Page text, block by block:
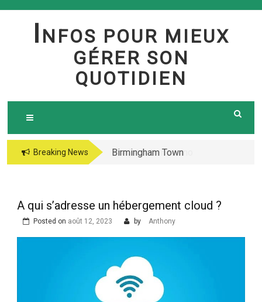
Skip
I NFOS POUR MIEUX
GÉRER SON
QUOTIDIEN
Breaking News
Birmingham Town
The jetsetter casino
lord of your sea pokie
play Totally free
Harbors Mercantile
Office Solutions Pvt
Ltd.
A qui s’adresse un hébergement cloud ?
Posted on août 12, 2023 by Anthony